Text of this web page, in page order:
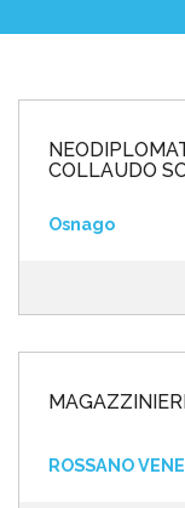
COLLAUDO
Osnago
ROSSANO